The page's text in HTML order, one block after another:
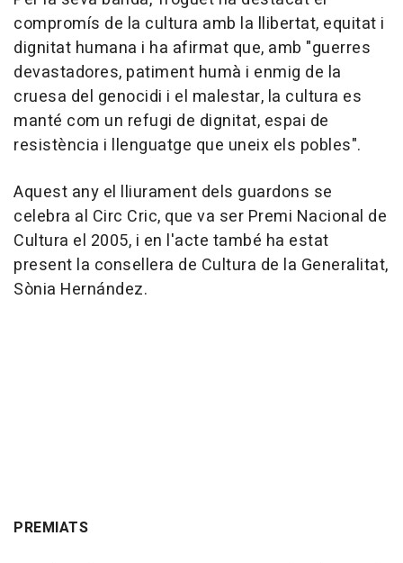
compromís de la cultura amb la llibertat, equitat i
dignitat humana i ha afirmat que, amb "guerres
devastadores, patiment humà i enmig de la
cruesa del genocidi i el malestar, la cultura es
manté com un refugi de dignitat, espai de
resistència i llenguatge que uneix els pobles".
Aquest any el lliurament dels guardons se
celebra al Circ Cric, que va ser Premi Nacional de
Cultura el 2005, i en l'acte també ha estat
present la consellera de Cultura de la Generalitat,
Sònia Hernández.
PREMIATS